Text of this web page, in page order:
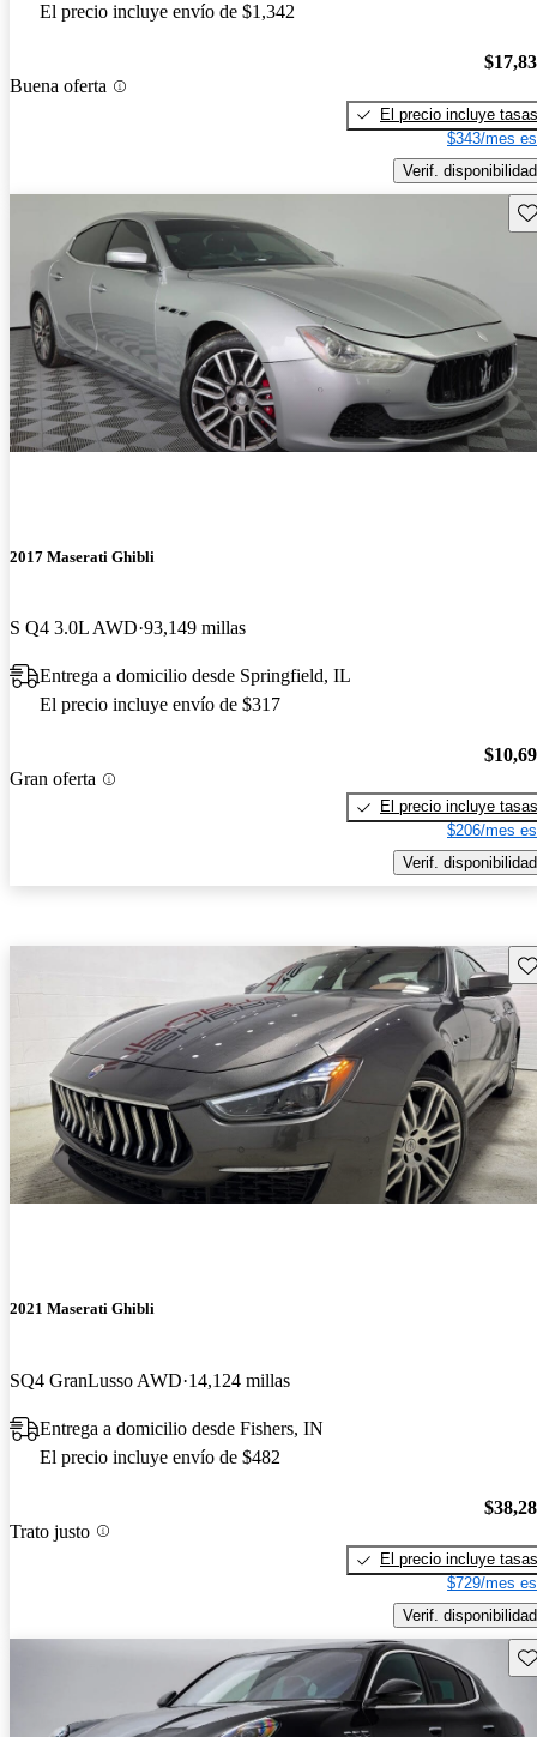
El precio incluye envío de $1,342
Buena oferta
El precio incluye tasas
$343/mes
Verif. disponibilidad
2017 Maserati Ghibli
S Q4 3.0L AWD 93,149 millas
Entrega a domicilio desde Springfield, IL
El precio incluye envío de $317
Gran oferta
El precio incluye tasas
$206/mes
Verif. disponibilidad
2021 Maserati Ghibli
SQ4 GranLusso AWD 14,124 millas
Entrega a domicilio desde Fishers, IN
El precio incluye envío de $482
Trato justo
El precio incluye tasas
$729/mes
Verif. disponibilidad